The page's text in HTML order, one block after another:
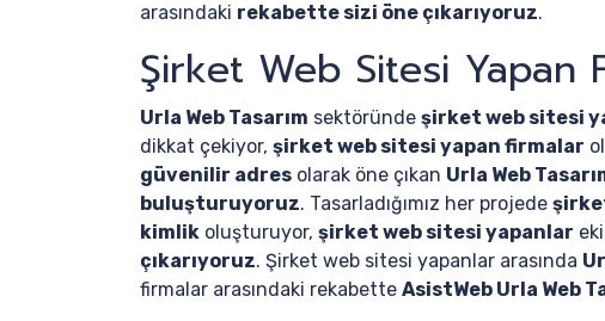
arasındaki rekabette sizi öne çıkarıyoruz.
Şirket Web Sitesi Yapan
Urla Web Tasarım sektöründe şirket web sitesi
dikkat çekiyor, şirket web sitesi yapan firmalar
güvenilir adres olarak öne çıkan Urla Web
buluşturuyoruz. Tasarladığımız her projede
kimlik oluşturuyor, şirket web sitesi yapanlar
çıkarıyoruz. Şirket web sitesi yapanlar arasında
firmalar arasındaki rekabette AsistWeb Urla Web